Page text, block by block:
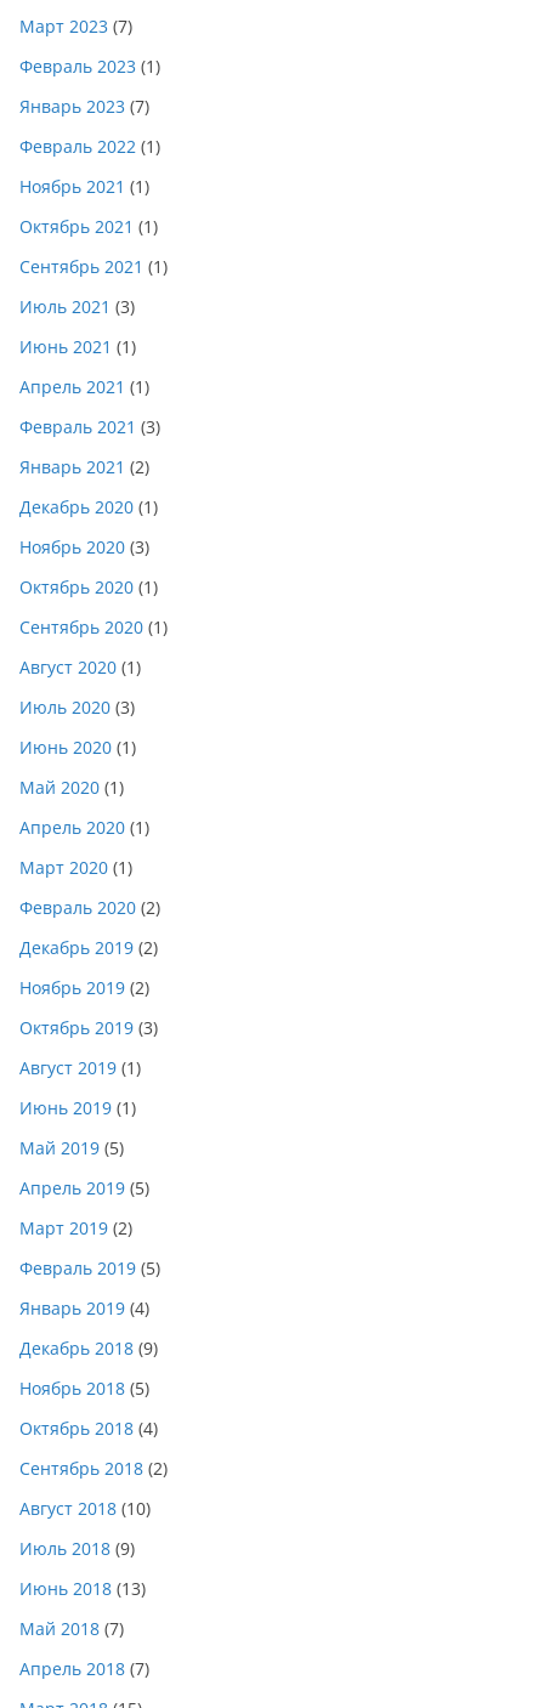
Март 2023 (7)
Февраль 2023 (1)
Январь 2023 (7)
Февраль 2022 (1)
Ноябрь 2021 (1)
Октябрь 2021 (1)
Сентябрь 2021 (1)
Июль 2021 (3)
Июнь 2021 (1)
Апрель 2021 (1)
Февраль 2021 (3)
Январь 2021 (2)
Декабрь 2020 (1)
Ноябрь 2020 (3)
Октябрь 2020 (1)
Сентябрь 2020 (1)
Август 2020 (1)
Июль 2020 (3)
Июнь 2020 (1)
Май 2020 (1)
Апрель 2020 (1)
Март 2020 (1)
Февраль 2020 (2)
Декабрь 2019 (2)
Ноябрь 2019 (2)
Октябрь 2019 (3)
Август 2019 (1)
Июнь 2019 (1)
Май 2019 (5)
Апрель 2019 (5)
Март 2019 (2)
Февраль 2019 (5)
Январь 2019 (4)
Декабрь 2018 (9)
Ноябрь 2018 (5)
Октябрь 2018 (4)
Сентябрь 2018 (2)
Август 2018 (10)
Июль 2018 (9)
Июнь 2018 (13)
Май 2018 (7)
Апрель 2018 (7)